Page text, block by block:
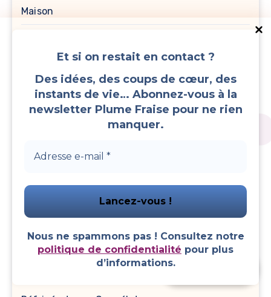
Et si on restait en contact ?
Des idées, des coups de cœur, des
instants de vie… Abonnez-vous à la
newsletter Plume Fraise pour ne rien
manquer.
Nous ne spammons pas ! Consultez notre
politique de confidentialité pour plus
d’informations.
Maison
or
Prendre Soin de ses Dents
Radiateur – Climatiseur